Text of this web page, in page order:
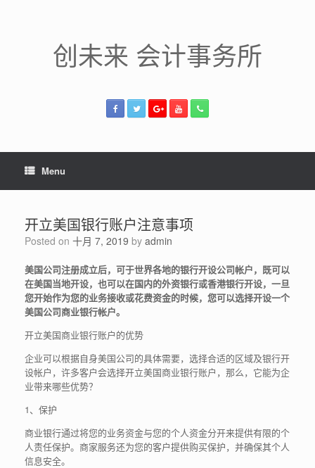
创未来 会计事务所
Menu
开立美国银行账户注意事项
Posted on 十月 7, 2019 by admin
美国公司注册成立后，可于世界各地的银行开设公司帐户，既可以
在美国当地开设，也可以在国内的外资银行或香港银行开设，一旦
您开始作为您的业务接收或花费资金的时候，您可以选择开设一个
美国公司商业银行帐户。
开立美国商业银行账户的优势
企业可以根据自身美国公司的具体需要，选择合适的区域及银行开
设帐户，许多客户会选择开立美国商业银行账户，那么，它能为企
业带来哪些优势？
1、保护
商业银行通过将您的业务资金与您的个人资金分开来提供有限的个
人责任保护。商家服务还为您的客户提供购买保护，并确保其个人
信息安全。